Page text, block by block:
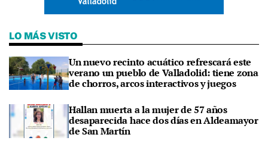
LO MÁS VISTO
Un nuevo recinto acuático refrescará este
verano un pueblo de Valladolid: tiene zona
de chorros, arcos interactivos y juegos
Hallan muerta a la mujer de 57 años
desaparecida hace dos días en Aldeamayor
de San Martín